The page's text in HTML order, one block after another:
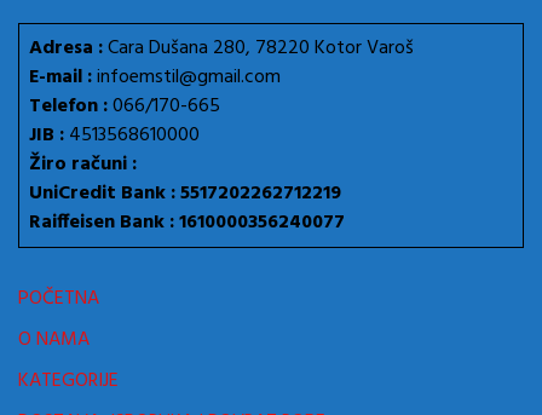
Adresa :Cara Dušana 280, 78220 Kotor Varoš
E-mail :infoemstil@gmail.com
Telefon :066/170-665
JIB :4513568610000
Žiro računi :
UniCredit Bank : 5517202262712219
Raiffeisen Bank : 1610000356240077
POČETNA
O NAMA
KATEGORIJE